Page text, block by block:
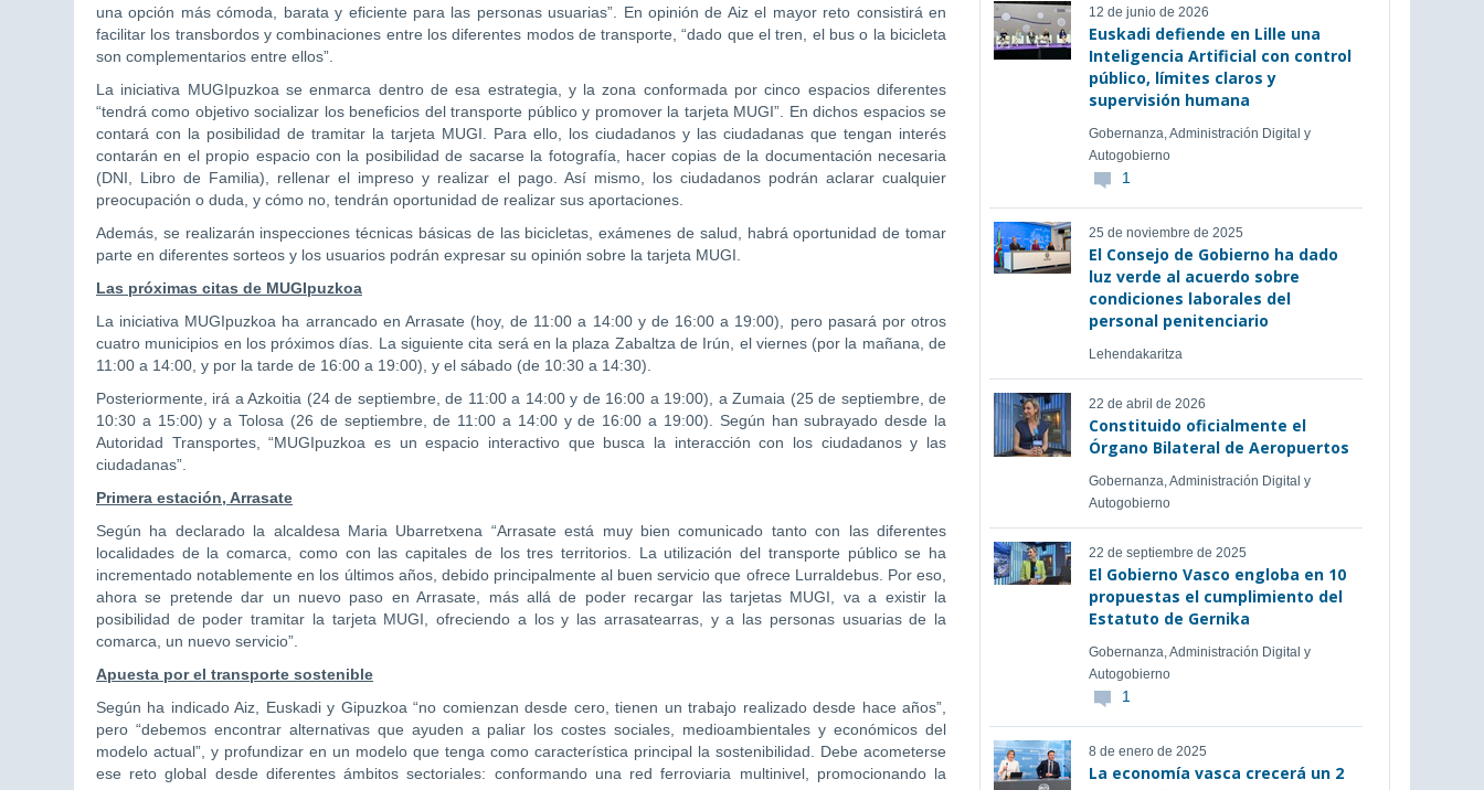
una opción más cómoda, barata y eficiente para las personas usuarias”. En opinión de Aiz el mayor reto consistirá en
facilitar los transbordos y combinaciones entre los diferentes modos de transporte, “dado que el tren, el bus o la bicicleta
son complementarios entre ellos”.
La iniciativa MUGIpuzkoa se enmarca dentro de esa estrategia, y la zona conformada por cinco espacios diferentes
“tendrá como objetivo socializar los beneficios del transporte público y promover la tarjeta MUGI”. En dichos espacios se
contará con la posibilidad de tramitar la tarjeta MUGI. Para ello, los ciudadanos y las ciudadanas que tengan interés
contarán en el propio espacio con la posibilidad de sacarse la fotografía, hacer copias de la documentación necesaria
(DNI, Libro de Familia), rellenar el impreso y realizar el pago. Así mismo, los ciudadanos podrán aclarar cualquier
preocupación o duda, y cómo no, tendrán oportunidad de realizar sus aportaciones.
Además, se realizarán inspecciones técnicas básicas de las bicicletas, exámenes de salud, habrá oportunidad de tomar
parte en diferentes sorteos y los usuarios podrán expresar su opinión sobre la tarjeta MUGI.
Las próximas citas de MUGIpuzkoa
La iniciativa MUGIpuzkoa ha arrancado en Arrasate (hoy, de 11:00 a 14:00 y de 16:00 a 19:00), pero pasará por otros
cuatro municipios en los próximos días. La siguiente cita será en la plaza Zabaltza de Irún, el viernes (por la mañana, de
11:00 a 14:00, y por la tarde de 16:00 a 19:00), y el sábado (de 10:30 a 14:30).
Posteriormente, irá a Azkoitia (24 de septiembre, de 11:00 a 14:00 y de 16:00 a 19:00), a Zumaia (25 de septiembre, de
10:30 a 15:00) y a Tolosa (26 de septiembre, de 11:00 a 14:00 y de 16:00 a 19:00). Según han subrayado desde la
Autoridad Transportes, “MUGIpuzkoa es un espacio interactivo que busca la interacción con los ciudadanos y las
ciudadanas”.
Primera estación, Arrasate
Según ha declarado la alcaldesa Maria Ubarretxena “Arrasate está muy bien comunicado tanto con las diferentes
localidades de la comarca, como con las capitales de los tres territorios. La utilización del transporte público se ha
incrementado notablemente en los últimos años, debido principalmente al buen servicio que ofrece Lurraldebus. Por eso,
ahora se pretende dar un nuevo paso en Arrasate, más allá de poder recargar las tarjetas MUGI, va a existir la
posibilidad de poder tramitar la tarjeta MUGI, ofreciendo a los y las arrasatearras, y a las personas usuarias de la
comarca, un nuevo servicio”.
Apuesta por el transporte sostenible
Según ha indicado Aiz, Euskadi y Gipuzkoa “no comienzan desde cero, tienen un trabajo realizado desde hace años”,
pero “debemos encontrar alternativas que ayuden a paliar los costes sociales, medioambientales y económicos del
modelo actual”, y profundizar en un modelo que tenga como característica principal la sostenibilidad. Debe acometerse
ese reto global desde diferentes ámbitos sectoriales: conformando una red ferroviaria multinivel, promocionando la
12 de junio de 2026
Euskadi defiende en Lille una
Inteligencia Artificial con control
público, límites claros y
supervisión humana
Gobernanza, Administración Digital y
Autogobierno
1
25 de noviembre de 2025
El Consejo de Gobierno ha dado
luz verde al acuerdo sobre
condiciones laborales del
personal penitenciario
Lehendakaritza
22 de abril de 2026
Constituido oficialmente el
Órgano Bilateral de Aeropuertos
Gobernanza, Administración Digital y
Autogobierno
22 de septiembre de 2025
El Gobierno Vasco engloba en 10
propuestas el cumplimiento del
Estatuto de Gernika
Gobernanza, Administración Digital y
Autogobierno
1
8 de enero de 2025
La economía vasca crecerá un 2